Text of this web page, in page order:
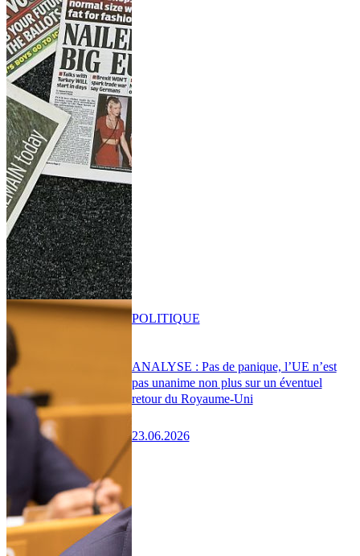
ANALYSE : Pas de panique, l’UE n’est
pas unanime non plus sur un éventuel
retour du Royaume-Uni
23.06.2026
POLITIQUE